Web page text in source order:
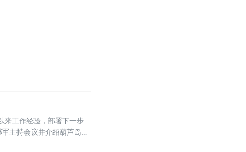
来工作经验，部署下一步
主持会议并介绍葫芦岛法